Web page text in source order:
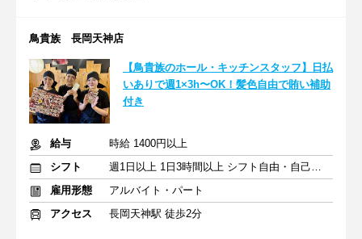
鳥貴族 長岡天神店
【鳥貴族のホール・キッチンスタッフ】日払
いありで週1×3h〜OK！髪色自由で賄い補助
付き
給与
時給 1400円以上
シフト
週1日以上 1日3時間以上 シフト自由・自己申告
雇用形態
アルバイト・パート
アクセス
長岡天神駅 徒歩2分